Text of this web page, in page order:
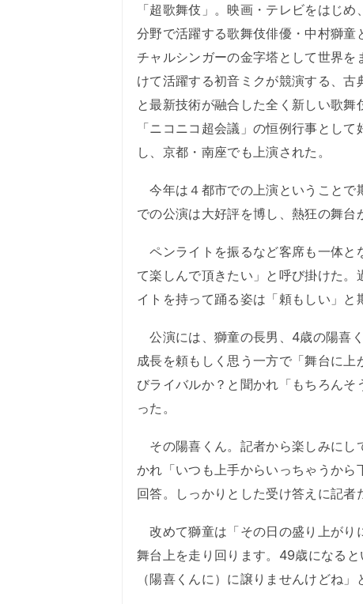
「超歌舞伎」。映画・テレビをはじめ
分野で活躍する歌舞伎俳優・中村獅童
チャルシンガーの金字塔として世界を
けて活躍する初音ミクが競演する、古
と最新技術が融合した全く新しい歌舞
「ニコニコ超会議」の恒例行事として
し、京都・南座でも上演された。
今年は４都市での上演ということで
での公演は大好評を博し、熱狂の舞台
ペンライトを振るなど客席も一体と
て楽しんで頂きたい」と呼び掛けた
イトを持って踊る姿は「頼もしい」と
公演には、獅童の長男、4歳の陽喜
成長を頼もしく思う一方で「舞台に
びライバルか？と聞かれ「もちろん
った。
その陽喜くん。記者から楽しみにし
かれ「いつも上手からいっちゃうか
回答。しっかりとした受け答えに記者
改めて獅童は「その日の盛り上がり
舞台上を走り回ります。49歳になる
（陽喜くんに）に譲りませんけどね」